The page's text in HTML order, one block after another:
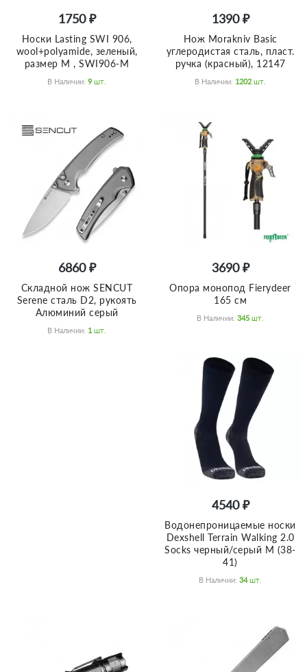
1750 ₽
Носки Lasting SWI 906,
wool+polyamide, зеленый,
размер M , SWI906-M
В Наличии: 9 Шт.
1390 ₽
Нож Morakniv Basic
углеродистая сталь, пласт.
ручка (красный), 12147
В Наличии: 1202 Шт.
6860 ₽
Складной нож SENCUT
Serene сталь D2, рукоять
Алюминий серый
В Наличии: 1 Шт.
3690 ₽
Опора монопод Fierydeer
165 см
В Наличии: 345 Шт.
4540 ₽
Водонепроницаемые носки
Dexshell Terrain Walking 2.0
Socks черный/серый M (38-
41)
В Наличии: 34 Шт.